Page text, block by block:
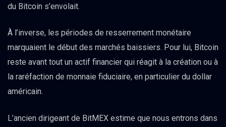
du Bitcoin s’envolait.
À l’inverse, les périodes de resserrement monétaire
marquaient le début des marchés baissiers. Pour lui, Bitcoin
reste avant tout un actif financier qui réagit à la création ou à
la raréfaction de monnaie fiduciaire, en particulier du dollar
américain.
L’ancien dirigeant de BitMEX estime que nous entrons dans